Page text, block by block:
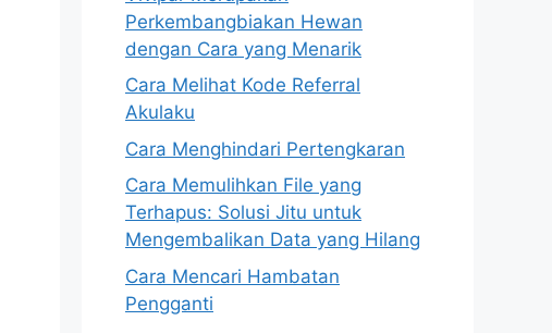
Perkembangbiakan Hewan
dengan Cara yang Menarik
Cara Melihat Kode Referral
Akulaku
Cara Menghindari Pertengkaran
Cara Memulihkan File yang
Terhapus: Solusi Jitu untuk
Mengembalikan Data yang Hilang
Cara Mencari Hambatan
Pengganti